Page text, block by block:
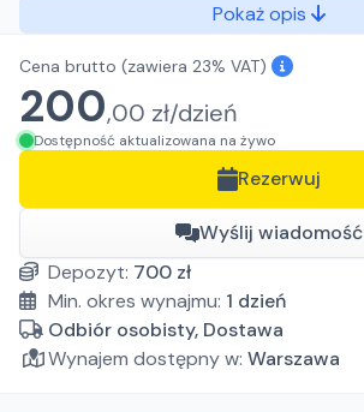
Pokaż opis
Cena brutto (zawiera 23% VAT)
200,00 zł/dzień
Dostępność aktualizowana na żywo
Rezerwuj
Wyślij wiadomość
Depozyt: 700 zł
Min. okres wynajmu: 1 dzień
Odbiór osobisty, Dostawa
Wynajem dostępny w: Warszawa